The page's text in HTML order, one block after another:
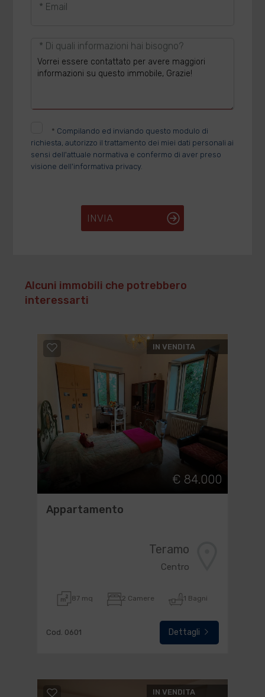
* Email
* Di quali informazioni hai bisogno?
* Compilando ed inviando questo modulo di
richiesta, autorizzo il trattamento dei miei dati personali ai
sensi dell'attuale normativa e confermo di aver preso
visione dell'informativa privacy.
INVIA
Alcuni immobili che potrebbero
interessarti
IN VENDITA
€ 84.000
Appartamento
Teramo
Centro
87 mq 2 Camere 1 Bagni
Cod. 0601 Dettagli
IN VENDITA